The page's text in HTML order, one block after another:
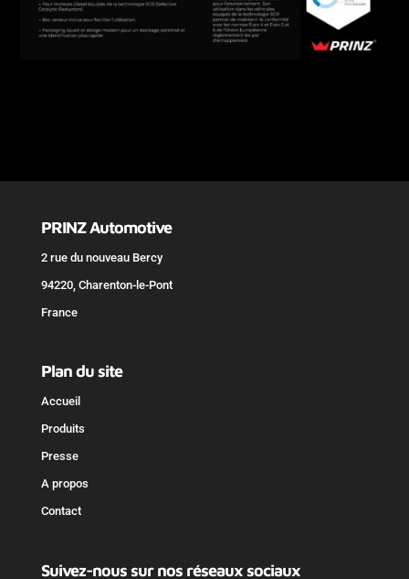
PRINZ Automotive
2 rue du nouveau Bercy
94220, Charenton-le-Pont
France
Plan du site
Accueil
Produits
Presse
A propos
Contact
Suivez-nous sur nos réseaux sociaux